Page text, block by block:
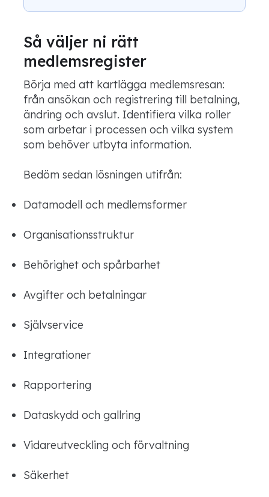
Så väljer ni rätt
medlemsregister
Börja med att kartlägga medlemsresan:
från ansökan och registrering till betalning,
ändring och avslut. Identifiera vilka roller
som arbetar i processen och vilka system
som behöver utbyta information.
Bedöm sedan lösningen utifrån:
Datamodell och medlemsformer
Organisationsstruktur
Behörighet och spårbarhet
Avgifter och betalningar
Självservice
Integrationer
Rapportering
Dataskydd och gallring
Vidareutveckling och förvaltning
Säkerhet